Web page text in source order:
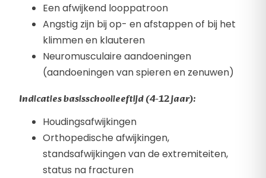
Een afwijkend looppatroon
Angstig zijn bij op- en afstappen of bij het
klimmen en klauteren
Neuromusculaire aandoeningen
(aandoeningen van spieren en zenuwen)
Indicaties basisschoolleeftijd (4-12 jaar):
Houdingsafwijkingen
Orthopedische afwijkingen,
standsafwijkingen van de extremiteiten,
status na fracturen